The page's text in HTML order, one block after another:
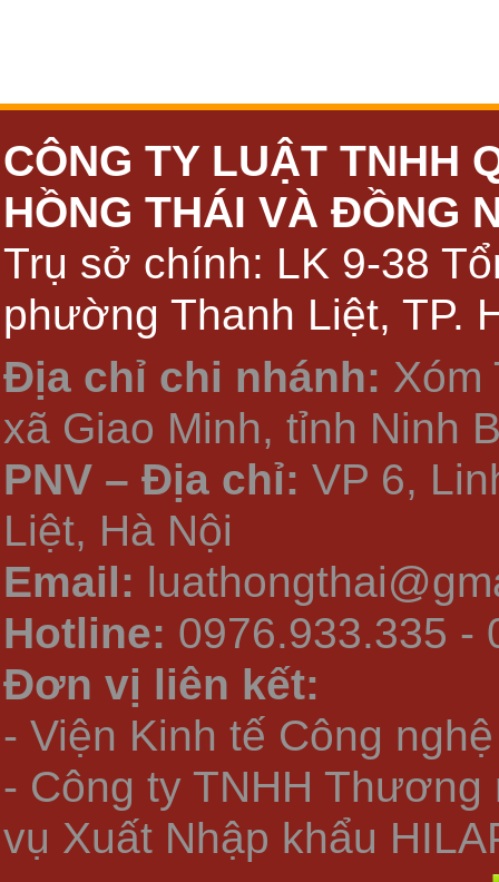
CÔNG TY LUẬT TNHH
HỒNG THÁI VÀ ĐỒNG
Trụ sở chính: LK 9-38
phường Thanh Liệt, TP.
Địa chỉ chi nhánh: Xóm
xã Giao Minh, tỉnh Ninh
PNV – Địa chỉ: VP 6,
Liệt, Hà Nội
Email:
Hotline: 0976.933.335 -
Đơn vị liên kết:
- Viện Kinh tế Công
- Công ty TNHH Thương
vụ Xuất Nhập khẩu